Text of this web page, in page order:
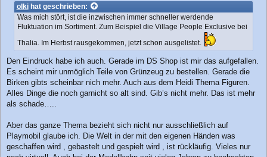
i
t
olkihat geschrieben:
Was mich stört, ist die inzwischen immer schneller werdende
Fluktuation im Sortiment. Zum Beispiel die Village People Exclusive bei
Thalia. Im Herbst rausgekommen, jetzt schon ausgelistet.
Den Eindruck habe ich auch. Gerade im DS Shop ist mir das aufgefallen.
Es scheint mir unmöglich Teile von Grünzeug zu bestellen. Gerade die
Birken gibts scheinbar nich mehr. Auch aus dem Heidi Thema Figuren.
Alles Dinge die noch garnicht so alt sind. Gib’s nicht mehr. Das ist mehr
als schade…..
Aber das ganze Thema bezieht sich nicht nur ausschließlich auf
Playmobil glaube ich. Die Welt in der mit den eigenen Händen was
geschaffen wird , gebastelt und gespielt wird , ist rückläufig. Vieles nur